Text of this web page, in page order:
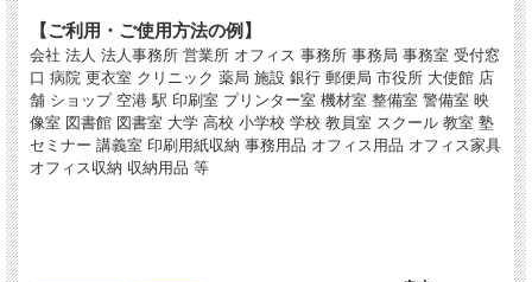
【ご利用・ご使用方法の例】
会社 法人 法人事務所 営業所 オフィス 事務所 事務局 事務室 受付窓
口 病院 更衣室 クリニック 薬局 施設 銀行 郵便局 市役所 大使館 店
舗 ショップ 空港 駅 印刷室 プリンター室 機材室 整備室 警備室 映
像室 図書館 図書室 大学 高校 小学校 学校 教員室 スクール 教室 塾
セミナー 講義室 印刷用紙収納 事務用品 オフィス用品 オフィス家具
オフィス収納 収納用品 等